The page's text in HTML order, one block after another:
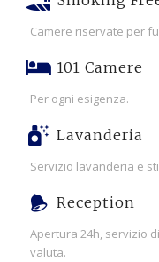
Camere riservate per
101 Camere
Per ogni esigenza.
Lavanderia
Servizio lavanderia e
Reception
Apertura 24h, servizio
valuta.